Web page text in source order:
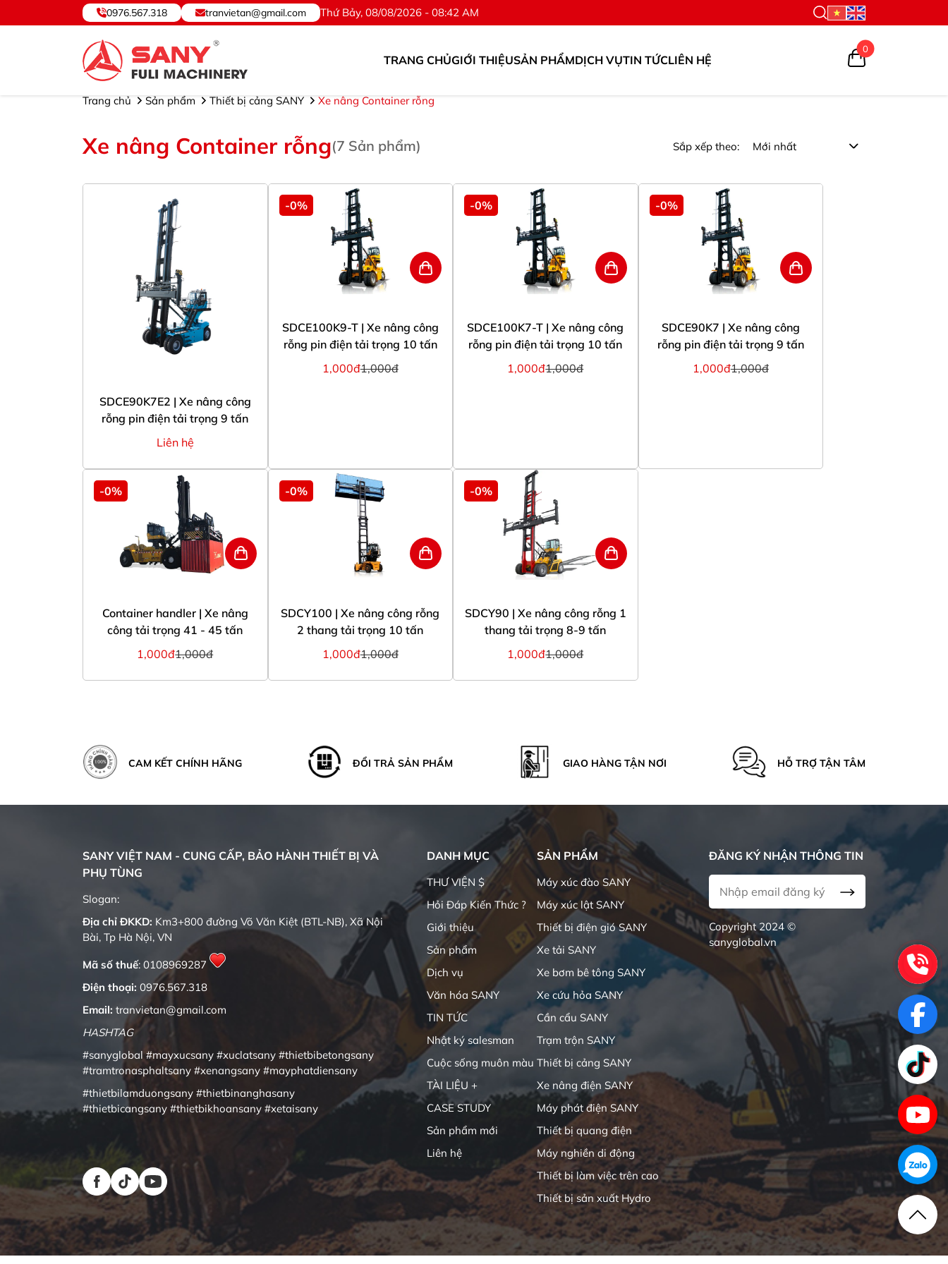
SANY VIỆT NAM ® - Cung cấp, Bảo hành Thiết bị và Phụ tùng. ©Hotline: 0976.567.318
0976.567.318 tranvietan@gmail.com Thứ Bảy, 08/08/2026 - 08:42 AM
TRANG CHỦGIỚI THIỆUSẢN PHẨMDỊCH VỤTIN TỨCLIÊN HỆ
0
Trang chủ Sản phẩm Thiết bị cảng SANY Xe nâng Container rỗng
Xe nâng Container rỗng(7 Sản phẩm) Sắp xếp theo:
SDCE90K7E2 | Xe nâng công
rỗng pin điện tải trọng 9 tấn
Liên hệ
-0%
SDCE100K9-T | Xe nâng công
rỗng pin điện tải trọng 10 tấn
1,000đ1,000đ
-0%
SDCE100K7-T | Xe nâng công
rỗng pin điện tải trọng 10 tấn
1,000đ1,000đ
-0%
SDCE90K7 | Xe nâng công
rỗng pin điện tải trọng 9 tấn
1,000đ1,000đ
-0%
Container handler | Xe nâng
công tải trọng 41 - 45 tấn
1,000đ1,000đ
-0%
SDCY100 | Xe nâng công rỗng
2 thang tải trọng 10 tấn
1,000đ1,000đ
-0%
SDCY90 | Xe nâng công rỗng 1
thang tải trọng 8-9 tấn
1,000đ1,000đ
CAM KẾT CHÍNH HÃNG ĐỔI TRẢ SẢN PHẨM GIAO HÀNG TẬN NƠI HỖ TRỢ TẬN TÂM
SANY VIỆT NAM - CUNG CẤP, BẢO HÀNH THIẾT BỊ VÀ
PHỤ TÙNG
Slogan:
Địa chỉ ĐKKD: Km3+800 đường Võ Văn Kiệt (BTL-NB), Xã Nội
Bài, Tp Hà Nội, VN
Mã số thuế: 0108969287
Điện thoại: 0976.567.318
Email: tranvietan@gmail.com
HASHTAG
#sanyglobal #mayxucsany #xuclatsany #thietbibetongsany
#tramtronasphaltsany #xenangsany #mayphatdiensany
#thietbilamduongsany #thietbinanghasany
#thietbicangsany #thietbikhoansany #xetaisany
DANH MỤC
THƯ VIỆN $
Hỏi Đáp Kiến Thức ?
Giới thiệu
Sản phẩm
Dịch vụ
Văn hóa SANY
TIN TỨC
Nhật ký salesman
Cuộc sống muôn màu
TÀI LIỆU +
CASE STUDY
Sản phẩm mới
Liên hệ
SẢN PHẨM
Máy xúc đào SANY
Máy xúc lật SANY
Thiết bị điện gió SANY
Xe tải SANY
Xe bơm bê tông SANY
Xe cứu hỏa SANY
Cần cẩu SANY
Trạm trộn SANY
Thiết bị cảng SANY
Xe nâng điện SANY
Máy phát điện SANY
Thiết bị quang điện
Máy nghiền di động
Thiết bị làm việc trên cao
Thiết bị sản xuất Hydro
ĐĂNG KÝ NHẬN THÔNG TIN
Copyright 2024 ©
sanyglobal.vn